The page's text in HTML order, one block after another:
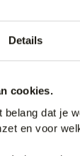
Details
cookies.
belang dat je
en voor
ook